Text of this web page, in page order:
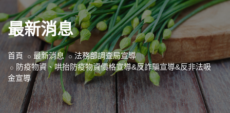
最新消息
首頁 最新消息
法務部調查局宣導
防疫物資、哄抬防疫物資價格宣導&反詐騙宣導&反非法吸
金宣導